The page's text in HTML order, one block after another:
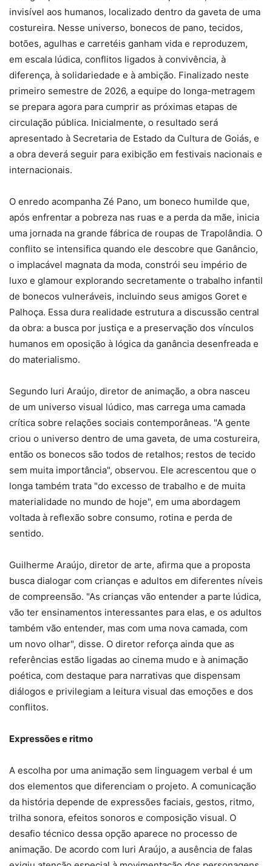
invisível aos humanos, localizado dentro da gaveta de uma
costureira. Nesse universo, bonecos de pano, tecidos,
botões, agulhas e carretéis ganham vida e reproduzem,
em escala lúdica, conflitos ligados à convivência, à
diferença, à solidariedade e à ambição. Finalizado neste
primeiro semestre de 2026, a equipe do longa-metragem
se prepara agora para cumprir as próximas etapas de
circulação pública. Inicialmente, o resultado será
apresentado à Secretaria de Estado da Cultura de Goiás, e
a obra deverá seguir para exibição em festivais nacionais e
internacionais.
O enredo acompanha Zé Pano, um boneco humilde que,
após enfrentar a pobreza nas ruas e a perda da mãe, inicia
uma jornada na grande fábrica de roupas de Trapolândia. O
conflito se intensifica quando ele descobre que Ganâncio,
o implacável magnata da moda, constrói seu império de
luxo e glamour explorando secretamente o trabalho infantil
de bonecos vulneráveis, incluindo seus amigos Goret e
Palhoça. Essa dura realidade estrutura a discussão central
da obra: a busca por justiça e a preservação dos vínculos
humanos em oposição à lógica da ganância desenfreada e
do materialismo.
Segundo Iuri Araújo, diretor de animação, a obra nasceu
de um universo visual lúdico, mas carrega uma camada
crítica sobre relações sociais contemporâneas. "A gente
criou o universo dentro de uma gaveta, de uma costureira,
então os bonecos são todos de retalhos; restos de tecido
sem muita importância", observou. Ele acrescentou que o
longa também trata "do excesso de trabalho e de muita
materialidade no mundo de hoje", em uma abordagem
voltada à reflexão sobre consumo, rotina e perda de
sentido.
Guilherme Araújo, diretor de arte, afirma que a proposta
busca dialogar com crianças e adultos em diferentes níveis
de compreensão. "As crianças vão entender a parte lúdica,
vão ter ensinamentos interessantes para elas, e os adultos
também vão entender, mas com uma nova camada, com
um novo olhar", disse. O diretor reforça ainda que as
referências estão ligadas ao cinema mudo e à animação
poética, com destaque para narrativas que dispensam
diálogos e privilegiam a leitura visual das emoções e dos
conflitos.
Expressões e ritmo
A escolha por uma animação sem linguagem verbal é um
dos elementos que diferenciam o projeto. A comunicação
da história depende de expressões faciais, gestos, ritmo,
trilha sonora, efeitos sonoros e composição visual. O
desafio técnico dessa opção aparece no processo de
animação. De acordo com Iuri Araújo, a ausência de falas